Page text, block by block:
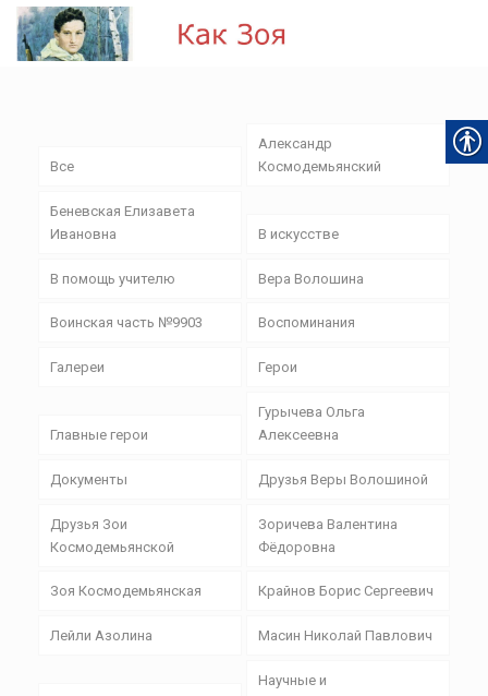
Все
Александр
Космодемьянский
Беневская Елизавета
Ивановна
В искусстве
В помощь учителю Вера Волошина
Воинская часть №9903 Воспоминания
Галереи Герои
Главные герои
Гурычева Ольга
Алексеевна
Документы Друзья Веры Волошиной
Друзья Зои
Космодемьянской
Зоричева Валентина
Фёдоровна
Зоя Космодемьянская Крайнов Борис Сергеевич
Лейли Азолина Масин Николай Павлович
Научные и